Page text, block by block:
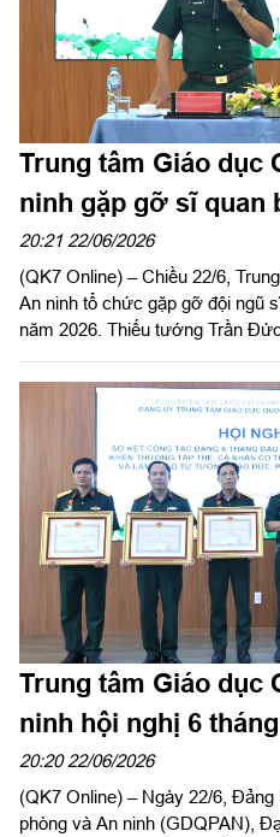
Trung tâm Giáo dục
ninh gặp gỡ sĩ quan
đầu năm 2026
20:21 22/06/2026
(QK7 Online) – Chiều 22/6,
An ninh tổ chức gặp gỡ đội ngũ
năm 2026. Thiếu tướng Trần
Trung tâm Giáo dục
ninh hội nghị 6
20:20 22/06/2026
(QK7 Online) – Ngày 22/6,
phòng và An ninh (GDQPAN),